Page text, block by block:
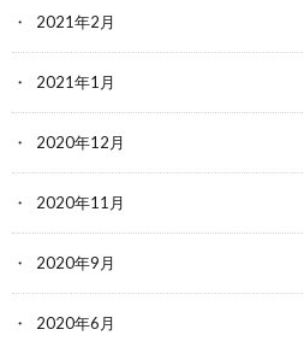
2021年2月
2021年1月
2020年12月
2020年11月
2020年9月
2020年6月